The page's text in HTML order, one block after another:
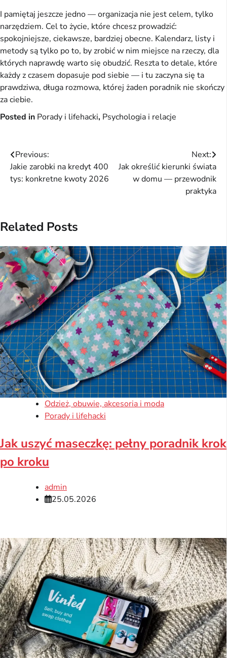
I pamiętaj jeszcze jedno — organizacja nie jest celem, tylko
narzędziem. Cel to życie, które chcesz prowadzić:
spokojniejsze, ciekawsze, bardziej obecne. Kalendarz, listy i
metody są tylko po to, by zrobić w nim miejsce na rzeczy, dla
których naprawdę warto się obudzić. Reszta to detale, które
każdy z czasem dopasuje pod siebie — i tu zaczyna się ta
prawdziwa, długa rozmowa, której żaden poradnik nie skończy
za ciebie.
Posted in Porady i lifehacki, Psychologia i relacje
Nawigacja
wpisu
Previous:
Jakie zarobki na kredyt 400
tys: konkretne kwoty 2026
Next:
Jak określić kierunki świata
w domu — przewodnik
praktyka
Related Posts
Odzież, obuwie, akcesoria i moda
Porady i lifehacki
Jak uszyć maseczkę: pełny poradnik krok
po kroku
admin
25.05.2026